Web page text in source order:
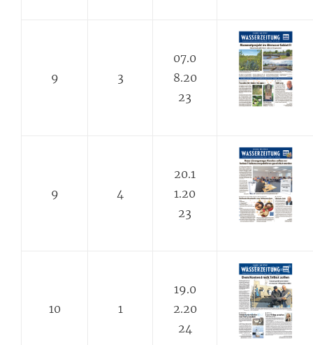
9 3
07.0
8.20
23
9 4
20.1
1.20
23
10 1
19.0
2.20
24